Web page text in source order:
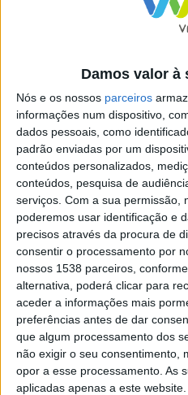
Damos valor à
Nós e os nossos parceiros
informações num dispositivo,
dados pessoais, como
padrão enviadas por um
conteúdos personalizados,
conteúdos, pesquisa de
serviços. Com a sua permissão,
poderemos usar identificação e
precisos através da procura de
consentir o processamento por
nossos 1538 parceiros,
alternativa, poderá clicar para
aceder a informações mais
preferências antes de dar
que algum processamento dos
não exigir o seu consentimento,
opor a esse processamento. As
aplicadas apenas a este
conformidade com a
Daniel Alves, Agente
Municipal, destacou que
mais-valia, permitindo
resposta e assegurar uma
agentes como da
este investimento vem
autarquia no reforço dos
da segurança pública.
O Município de Vieira do
compromisso com a
municipais e com a
vieirenses.